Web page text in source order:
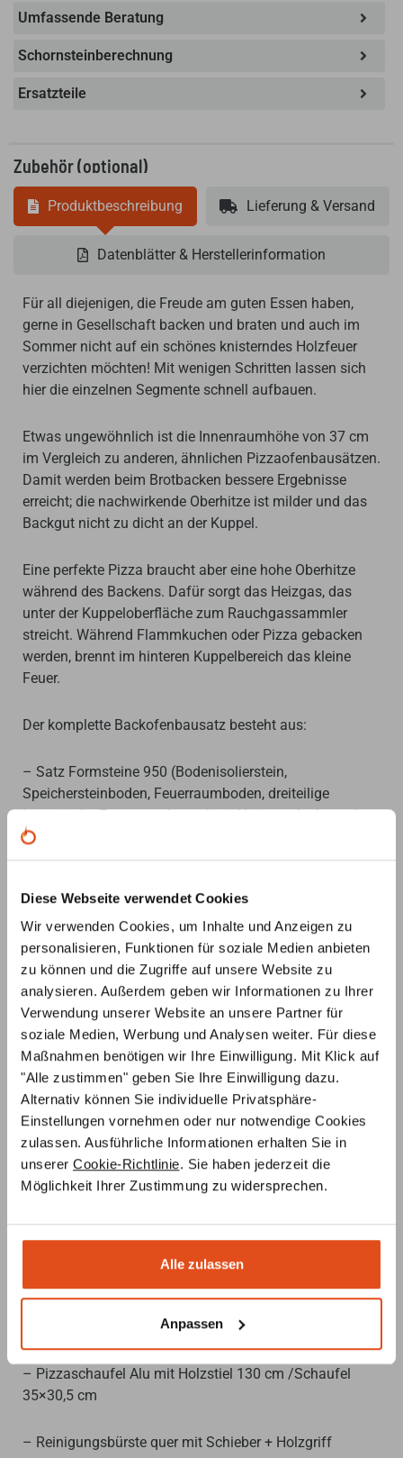
Diese Webseite verwendet Cookies
Wir verwenden Cookies, um Inhalte und Anzeigen zu
personalisieren, Funktionen für soziale Medien anbieten
zu können und die Zugriffe auf unsere Website zu
analysieren. Außerdem geben wir Informationen zu Ihrer
Verwendung unserer Website an unsere Partner für
soziale Medien, Werbung und Analysen weiter. Für diese
Maßnahmen benötigen wir Ihre Einwilligung. Mit Klick auf
"Alle zustimmen" geben Sie Ihre Einwilligung dazu.
Alternativ können Sie individuelle Privatsphäre-
Einstellungen vornehmen oder nur notwendige Cookies
zulassen. Ausführliche Informationen erhalten Sie in
unserer Cookie-Richtlinie. Sie haben jederzeit die
Möglichkeit Ihrer Zustimmung zu widersprechen.
Alle zulassen
Anpassen
Umfassende Beratung
Schornsteinberechnung
Ersatzteile
Zubehör (optional)
Produktbeschreibung Lieferung & Versand
Datenblätter & Herstellerinformation
Für all diejenigen, die Freude am guten Essen haben,
gerne in Gesellschaft backen und braten und auch im
Sommer nicht auf ein schönes knisterndes Holzfeuer
verzichten möchten! Mit wenigen Schritten lassen sich
hier die einzelnen Segmente schnell aufbauen.
Etwas ungewöhnlich ist die Innenraumhöhe von 37 cm
im Vergleich zu anderen, ähnlichen Pizzaofenbausätzen.
Damit werden beim Brotbacken bessere Ergebnisse
erreicht; die nachwirkende Oberhitze ist milder und das
Backgut nicht zu dicht an der Kuppel.
Eine perfekte Pizza braucht aber eine hohe Oberhitze
während des Backens. Dafür sorgt das Heizgas, das
unter der Kuppeloberfläche zum Rauchgassammler
streicht. Während Flammkuchen oder Pizza gebacken
werden, brennt im hinteren Kuppelbereich das kleine
Feuer.
Der komplette Backofenbausatz besteht aus:
– Satz Formsteine 950 (Bodenisolierstein,
Speichersteinboden, Feuerraumboden, dreiteilige
keramische Feuerraumkuppel mit Heizgasglocke und
Rauchrohranschluss 180mm)
Das Feuer-Iglu hat Aufnahmepunkte für 2
Temperaturfühler vorbereitet: Einen im oberen
Kuppelbereich, den anderen unter der Bodenplatte.
Damit können die Backergebnisse besser gesteuert
werden. Der Kapillarfühler kann in die vorgesehen
Öffnungen eingeführt werden und erfasst die
Oberflächentemperatur bei ca. 10 mm
Materialüberdeckung Kuppe/Bodenstein. Die
Anzeigeeinheit ist beliebig zu platzieren (Kapillarlänge
1m). Der Übergang bzw. Anschluss vom Feuer-Iglu zur
Vormauerung kann beliebig gestaltet werden. (Klinker,
Sandstein usw.) Wer zusätzlich eine Fronttüre anbringen
will, kann einen Gussrahmen mit zweiflügliger Gusstüre
Als weiteres Zubehör bieten wir ein Arbeitsset bestehend
– Pizzaschaufel aus Holz 105 cm/Schaufel 40×30 cm
– Pizzaschaufel Alu mit Holzstiel 130 cm /Schaufel
35×30,5 cm
– Reinigungsbürste quer mit Schieber + Holzgriff